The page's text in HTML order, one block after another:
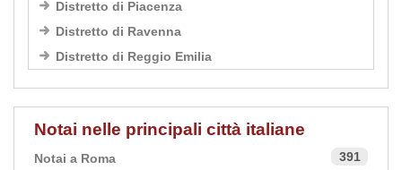
Distretto di Piacenza
Distretto di Ravenna
Distretto di Reggio Emilia
Notai nelle principali città italiane
Notai a Roma
391